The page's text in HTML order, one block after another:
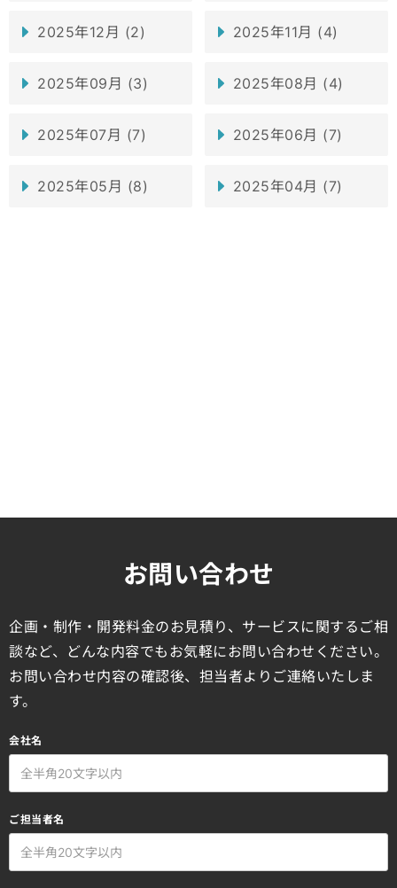
2025年12月 (2) 2025年11月 (4)
2025年09月 (3) 2025年08月 (4)
2025年07月 (7) 2025年06月 (7)
2025年05月 (8) 2025年04月 (7)
お問い合わせ
企画・制作・開発料金のお見積り、サービスに関するご相
談など、どんな内容でもお気軽にお問い合わせください。
お問い合わせ内容の確認後、担当者よりご連絡いたしま
す。
会社名
ご担当者名